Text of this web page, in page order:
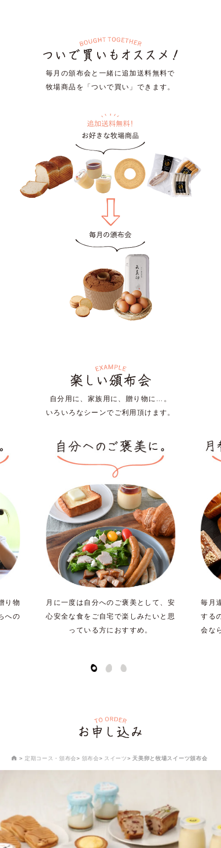
毎月の頒布会と一緒に追加送料無料で
牧場商品を「ついで買い」できます。
自分用に、家族用に、贈り物に…。
いろいろなシーンでご利用頂けます。
、安
と思
毎月違った味わいをお届け。都度注文
するのは面倒だなと感じる方も、頒布
会なら毎月おすすめのセット内容が自
離れ
に。
定期コース・頒布会 頒布会 スイーツ 天美卵と牧場スイーツ頒布会